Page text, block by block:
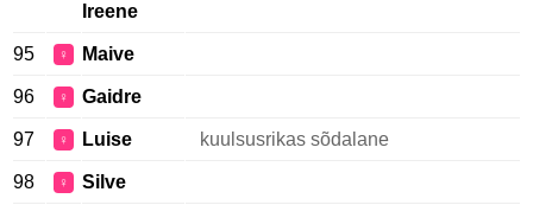
Ireene
95 ♀ Maive
96 ♀ Gaidre
97 ♀ Luise kuulsusrikas sõdalane
98 ♀ Silve